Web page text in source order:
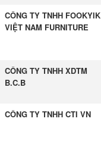
CÔNG TY TNHH FOOKYIK
VIỆT NAM FURNITURE
CÔNG TY TNHH XDTM
B.C.B
CÔNG TY TNHH CTI VN